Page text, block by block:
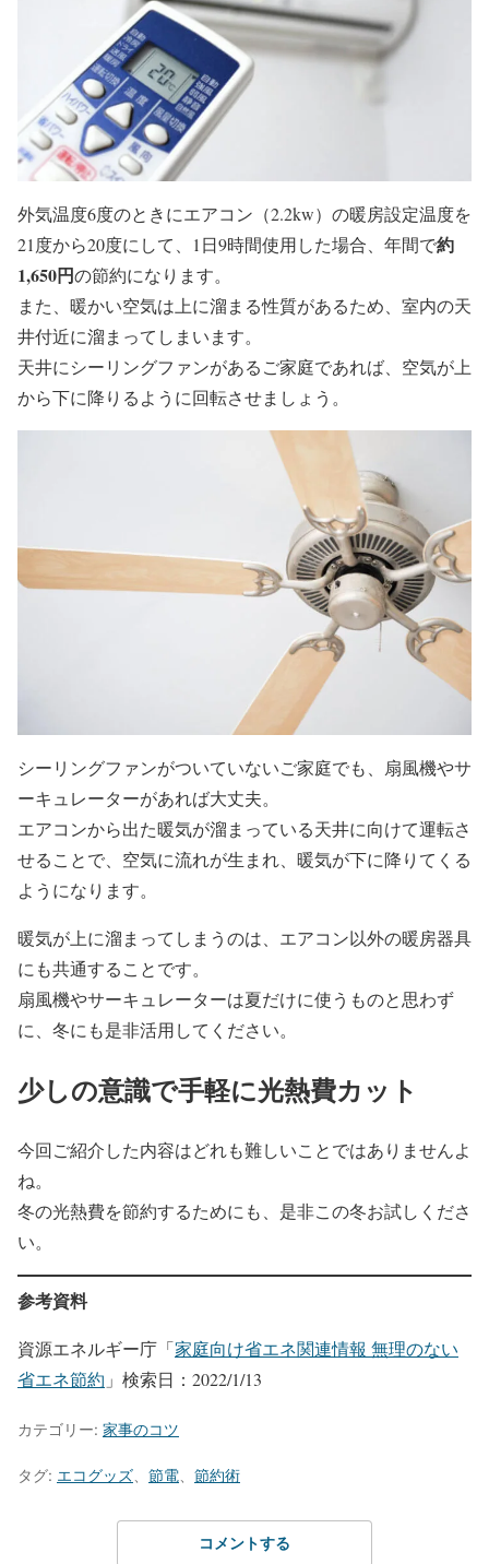
外気温度6度のときにエアコン（2.2kw）の暖房設定温度を
21度から20度にして、1日9時間使用した場合、年間で約
1,650円の節約になります。
また、暖かい空気は上に溜まる性質があるため、室内の天
井付近に溜まってしまいます。
天井にシーリングファンがあるご家庭であれば、空気が上
から下に降りるように回転させましょう。
シーリングファンがついていないご家庭でも、扇風機やサ
ーキュレーターがあれば大丈夫。
エアコンから出た暖気が溜まっている天井に向けて運転さ
せることで、空気に流れが生まれ、暖気が下に降りてくる
ようになります。
暖気が上に溜まってしまうのは、エアコン以外の暖房器具
にも共通することです。
扇風機やサーキュレーターは夏だけに使うものと思わず
に、冬にも是非活用してください。
少しの意識で手軽に光熱費カット
今回ご紹介した内容はどれも難しいことではありませんよ
ね。
冬の光熱費を節約するためにも、是非この冬お試しくださ
い。
参考資料
資源エネルギー庁「家庭向け省エネ関連情報 無理のない
省エネ節約 ​」検索日：2022/1/13
カテゴリー: 家事のコツ
タグ: エコグッズ 節電 節約術
コメントする